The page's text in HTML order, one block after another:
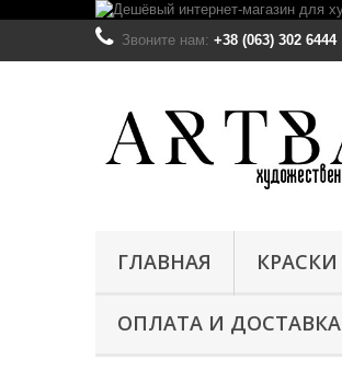
Звоните нам: +38 (063) 302 6444
ГЛАВНАЯ КРАСКИ
ОПЛАТА И ДОСТАВКА